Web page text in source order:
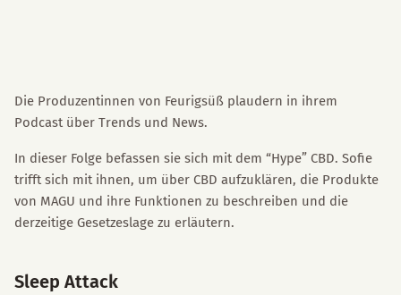
Die Produzentinnen von Feurigsüß plaudern in ihrem
Podcast über Trends und News.
In dieser Folge befassen sie sich mit dem “Hype” CBD. Sofie
trifft sich mit ihnen, um über CBD aufzuklären, die Produkte
von MAGU und ihre Funktionen zu beschreiben und die
derzeitige Gesetzeslage zu erläutern.
Sleep Attack